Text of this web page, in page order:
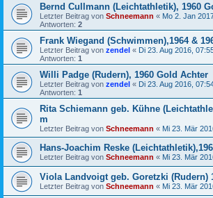
Bernd Cullmann (Leichtathletik), 1960
Letzter Beitrag von Schneemann « Mo 2. Jan
Antworten: 2
Frank Wiegand (Schwimmen),1964 &
Letzter Beitrag von zendel « Di 23. Aug 2016,
Antworten: 1
Willi Padge (Rudern), 1960 Gold Achter
Letzter Beitrag von zendel « Di 23. Aug 2016,
Antworten: 1
Rita Schiemann geb. Kühne
m
Letzter Beitrag von Schneemann « Mi 23. Mär
Hans-Joachim Reske
Letzter Beitrag von Schneemann « Mi 23. Mär
Viola Landvoigt geb. Goretzki (Rudern)
Letzter Beitrag von Schneemann « Mi 23. Mär